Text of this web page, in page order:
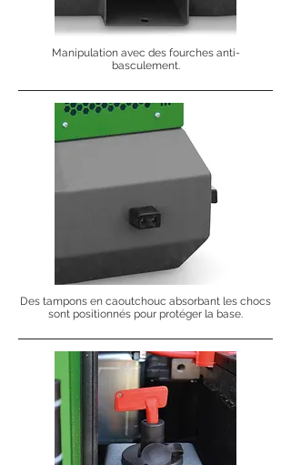
Manipulation avec des fourches anti-
basculement.
Des tampons en caoutchouc absorbant les chocs
sont positionnés pour protéger la base.